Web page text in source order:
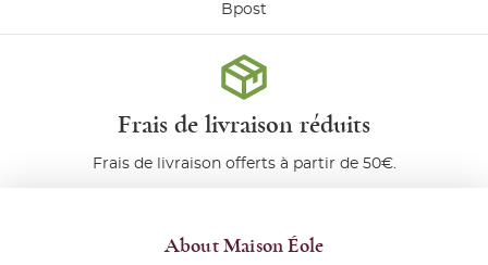
Bpost
Frais de livraison réduits
Frais de livraison offerts à partir de 50€.
About Maison Éole